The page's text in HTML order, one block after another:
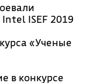
ISEF 2019
«Ученые
в конкурсе